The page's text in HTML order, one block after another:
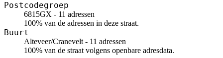
Postcodegroep
6815GX - 11 adressen
100% van de adressen in deze straat.
Buurt
Alteveer/Cranevelt - 11 adressen
100% van de straat volgens openbare adresdata.